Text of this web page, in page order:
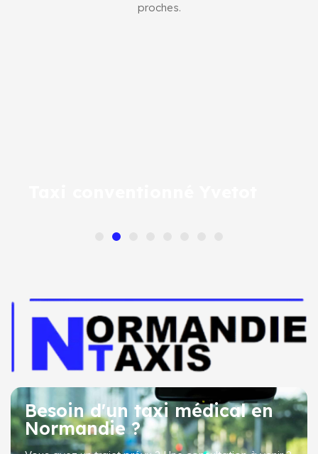
proches.
Besoin d'un taxi médical en
Normandie ?